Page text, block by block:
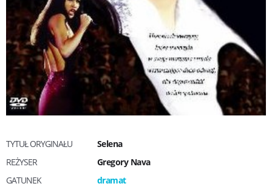
TYTUŁ ORYGINAŁU
Selena
REŻYSER
Gregory Nava
GATUNEK
dramat